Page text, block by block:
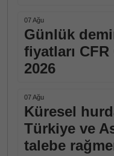
07 Ağu
Günlük
fiyatları
2026
07 Ağu
Küresel
Türkiye ve
talebe